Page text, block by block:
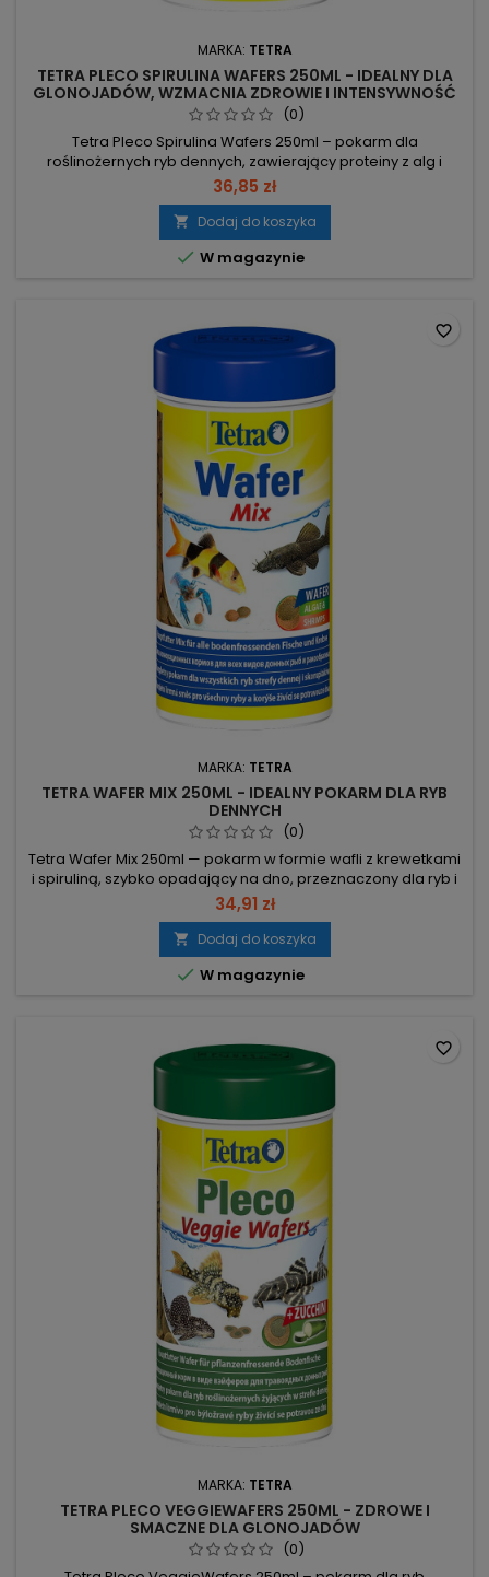
MARKA: TETRA
TETRA PLECO SPIRULINA WAFERS 250ML - IDEALNY DLA
GLONOJADÓW, WZMACNIA ZDROWIE I INTENSYWNOŚĆ
BARW
(0)
Tetra Pleco Spirulina Wafers 250ml – pokarm dla
roślinożernych ryb dennych, zawierający proteiny z alg i
bogaty w błonnik, dostosowany do potrzeb ryb żerujących
przy dnie. Opakowanie 250ml/105g – praktyczna ilość do
regularnego dokarmiania. Proteiny z alg – spełniają
specyficzne wymagania żywieniowe ryb odżywiających się
glonami. Wysoka zawartość...
36,85 zł
 Dodaj do koszyka
 W magazynie
MARKA: TETRA
TETRA WAFER MIX 250ML - IDEALNY POKARM DLA RYB
DENNYCH
(0)
Tetra Wafer Mix 250ml — pokarm w formie wafli z krewetkami
i spiruliną, szybko opadający na dno, przeznaczony dla ryb i
skorupiaków dennnych. Opakowanie: 250 ml / 119 g – jasna
wielkość porcji. Krewetki (proteiny) – dostarczają
niezbędnych aminokwasów dla zdrowego wzrostu. Spirulina
– wspomaga system odpornościowy ryb. Szybko opadające
wafle – idealne...
34,91 zł
 Dodaj do koszyka
 W magazynie
favorite_border
MARKA: TETRA
TETRA PLECO VEGGIEWAFERS 250ML - ZDROWE I
SMACZNE DLA GLONOJADÓW
(0)
favorite_border